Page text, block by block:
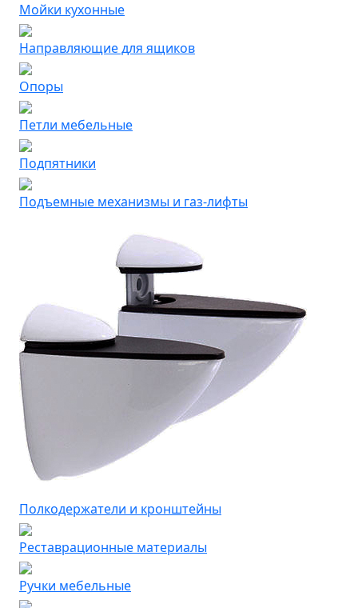
Мойки кухонные
Направляющие для ящиков
Опоры
Петли мебельные
Подпятники
Подъемные механизмы и газ-лифты
Полкодержатели и кронштейны
Реставрационные материалы
Ручки мебельные